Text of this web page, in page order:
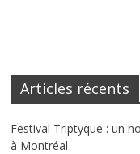
Articles récents
Festival Triptyque : un
à Montréal